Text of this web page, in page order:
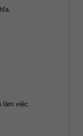
làm việc.